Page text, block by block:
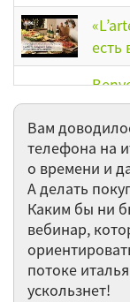
есть
I
La
Вам
телефона на
о времени и
А делать
Каким бы ни
вебинар,
потоке
ускользнет!